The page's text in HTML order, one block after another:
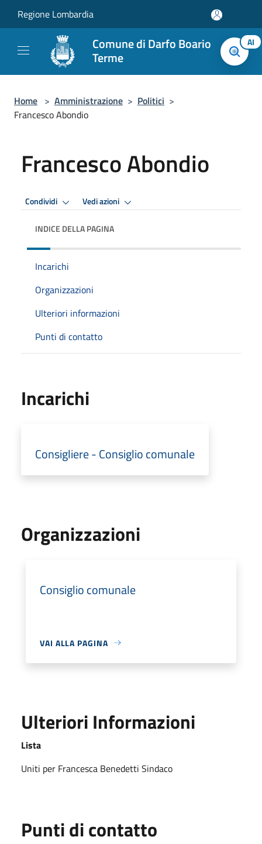
Regione Lombardia
Comune di Darfo Boario
Terme
AI
Home > Amministrazione > Politici >
Francesco Abondio
Francesco Abondio
Condividi Vedi azioni
INDICE DELLA PAGINA
Incarichi
Organizzazioni
Ulteriori informazioni
Punti di contatto
Incarichi
Consigliere - Consiglio comunale
Organizzazioni
Consiglio comunale
VAI ALLA PAGINA
Ulteriori Informazioni
Lista
Uniti per Francesca Benedetti Sindaco
Punti di contatto